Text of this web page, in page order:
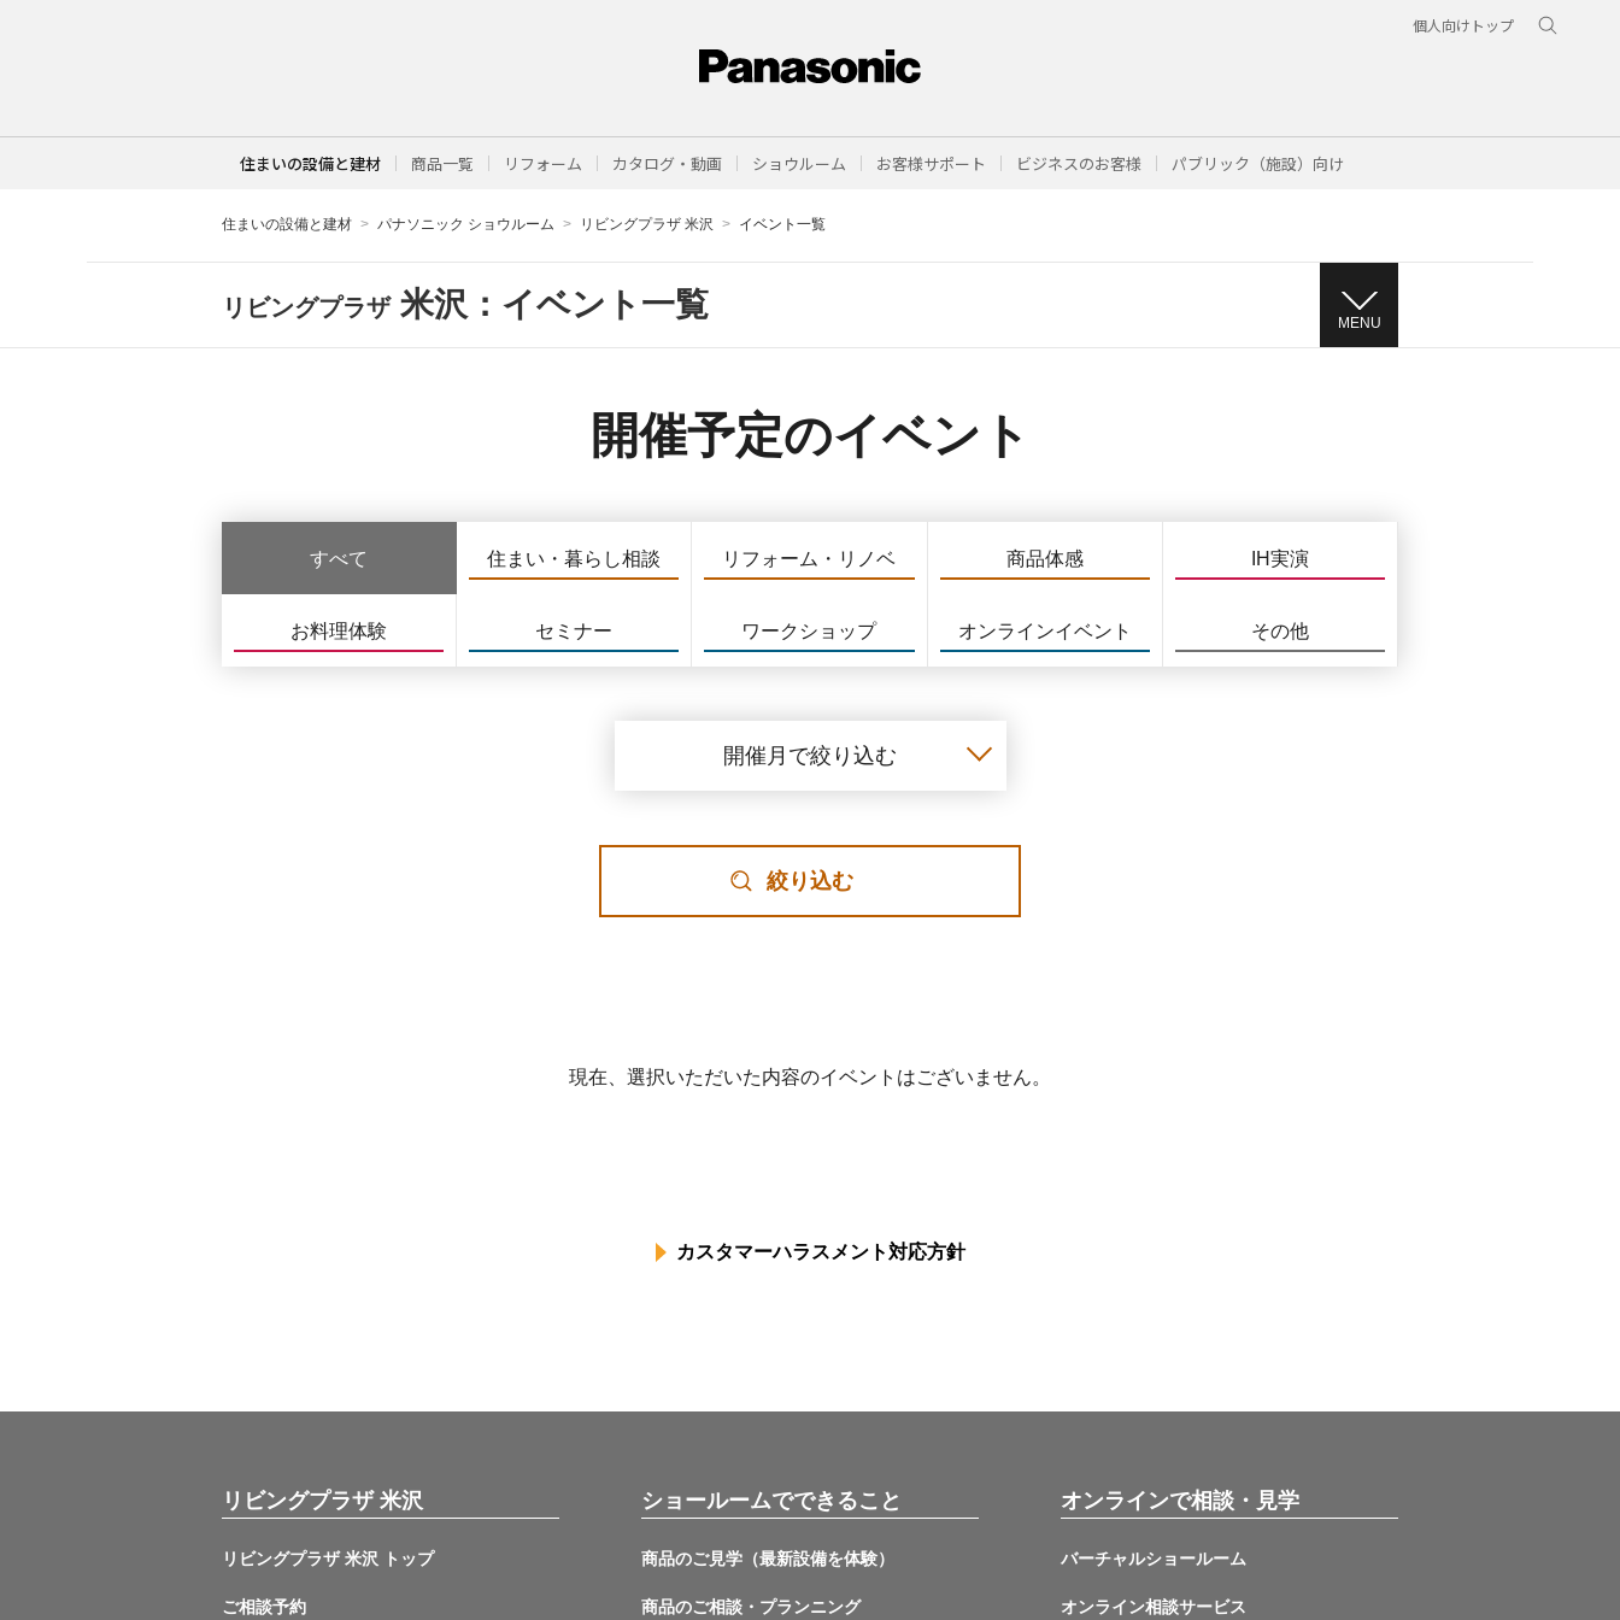
個人向けトップ
住まいの設備と建材 商品一覧 リフォーム カタログ・動画 ショウルーム お客様サポート ビジネスのお客様 パブリック（施設）向け
住まいの設備と建材 パナソニック ショウルーム リビングプラザ 米沢 イベント一覧
リビングプラザ米沢：イベント一覧 MENU
開催予定のイベント
すべて 住まい・暮らし相談 リフォーム・リノベ 商品体感 IH実演
お料理体験 セミナー ワークショップ オンラインイベント その他
開催月で絞り込む
絞り込む
現在、選択いただいた内容のイベントはございません。
カスタマーハラスメント対応方針
リビングプラザ 米沢
リビングプラザ 米沢 トップ
ご相談予約
ショールームでできること
商品のご見学（最新設備を体験）
商品のご相談・プランニング
オンラインで相談・見学
バーチャルショールーム
オンライン相談サービス